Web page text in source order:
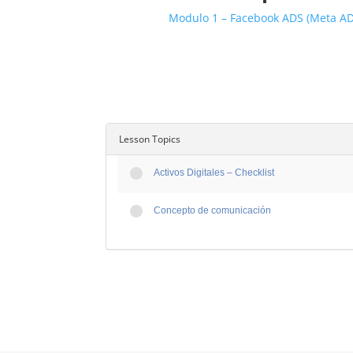
Modulo 1 – Facebook ADS (Meta
Lesson Topics
Activos Digitales – Checklist
Concepto de comunicación